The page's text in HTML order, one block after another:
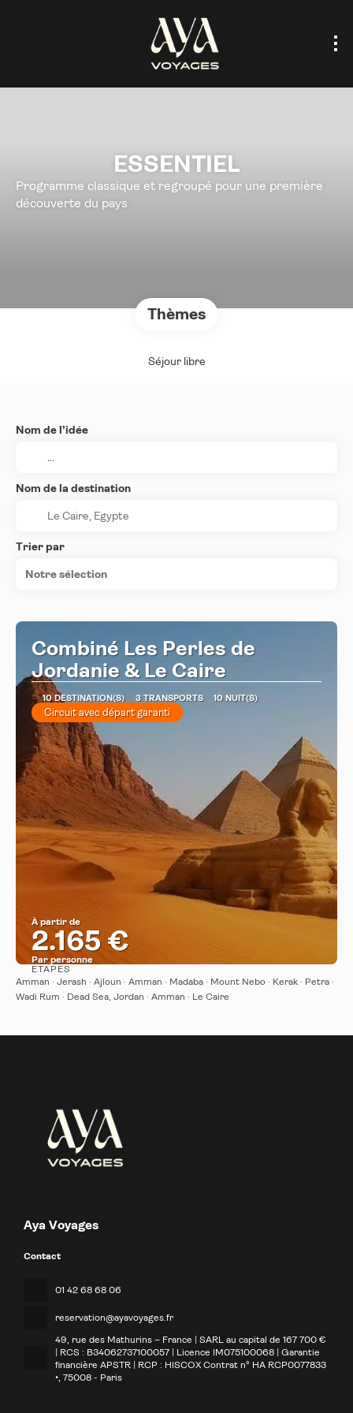
ESSENTIEL
Programme classique et regroupé pour une première
découverte du pays
Thèmes
Séjour libre
Nom de l’idée
Nom de la destination
Trier par
Notre sélection
Combiné Les Perles de
Jordanie & Le Caire
10 DESTINATION(S) 3 TRANSPORTS 10 NUIT(S)
Circuit avec départ garanti
À partir de
2.165 €
Par personne
Afficher
ÉTAPES
Amman · Jerash · Ajloun · Amman · Madaba · Mount Nebo · Kerak · Petra ·
Wadi Rum · Dead Sea, Jordan · Amman · Le Caire
Aya Voyages
Contact
01 42 68 68 06
reservation@ayavoyages.fr
49, rue des Mathurins – France | SARL au capital de 167 700 €
| RCS : B34062737100057 | Licence IM075100068 | Garantie
financière APSTR | RCP : HISCOX Contrat n° HA RCP0077833
• , 75008 - Paris